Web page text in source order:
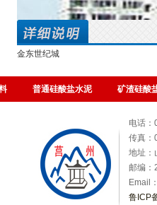
金东世纪城
普通硅酸盐水泥 矿渣硅酸
电话
传真：
地址
邮编：
Email
鲁ICP